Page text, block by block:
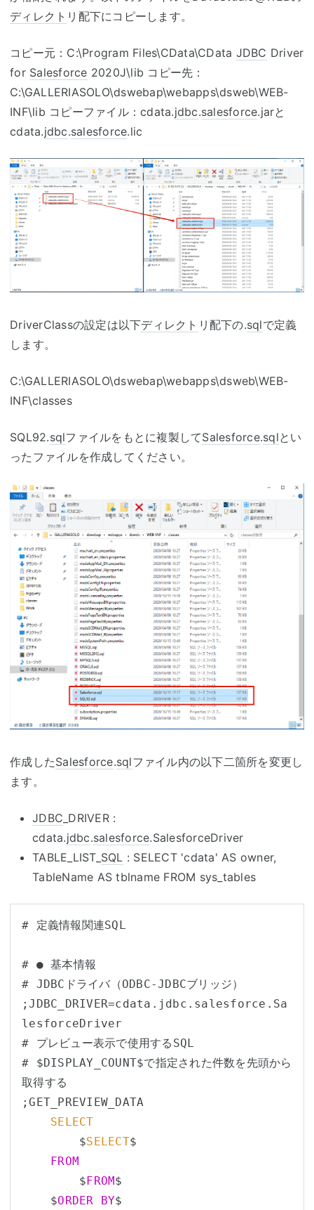
ディレクト リ配下にコピーします。
コピー元：C:\Program Files\CData\CData JDBC Driver
for Salesforce 2020J\lib コピー先：
C:\GALLERIASOLO\dswebap\webapps\dsweb\WEB-
INF\lib コピーファイル：cdata.jdbc.salesforce.jarと
cdata.jdbc.salesforce.lic
DriverClassの設定は以下ディレクト リ配下の.sqlで定義
します。
C:\GALLERIASOLO\dswebap\webapps\dsweb\WEB-
INF\classes
SQL92.sqlファイルをもとに複製してSalesforce.sqlとい
ったファイルを作成してください。
作成したSalesforce.sqlファイル内の以下二箇所を変更し
ます。
JDBC _DRIVER :
cdata.jdbc.salesforce.SalesforceDriver
TABLE_LIST_ SQL : SELECT 'cdata' AS owner,
TableName AS tblname FROM sys_tables
# 定義情報関連SQL
# ● 基本情報
# JDBCドライバ（ODBC-JDBCブリッジ）
;JDBC_DRIVER=cdata.jdbc.salesforce.Sa
lesforceDriver
# プレビュー表示で使用するSQL
# $DISPLAY_COUNT$で指定された件数を先頭から
取得する
;GET_PREVIEW_DATA
SELECT
        $
SELECT$
FROM
        $
FROM$
    $
ORDER BY$